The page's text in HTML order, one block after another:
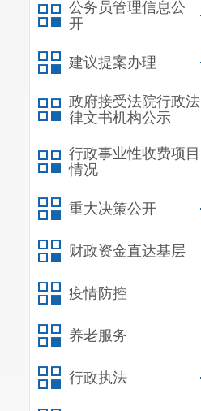
公务员管理信息公
开
建议提案办理
政府接受法院行政法
律文书机构公示
行政事业性收费项目
情况
重大决策公开
财政资金直达基层
疫情防控
养老服务
行政执法